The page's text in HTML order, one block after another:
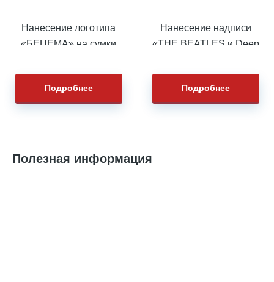
Нанесение логотипа
«БЕЦЕМА» на сумки
Подробнее
Нанесение надписи
«THE BEATLES и Deep
Подробнее
Полезная информация